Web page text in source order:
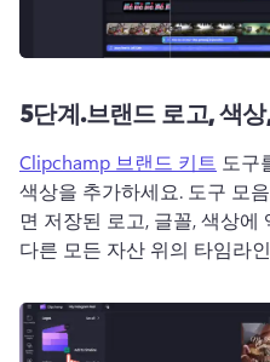
5단계.브랜드 로고, 색
Clipchamp 브랜드 키트 도구
색상을 추가하세요. 도구 모
면 저장된 로고, 글꼴, 색상에
다른 모든 자산 위의 타임라